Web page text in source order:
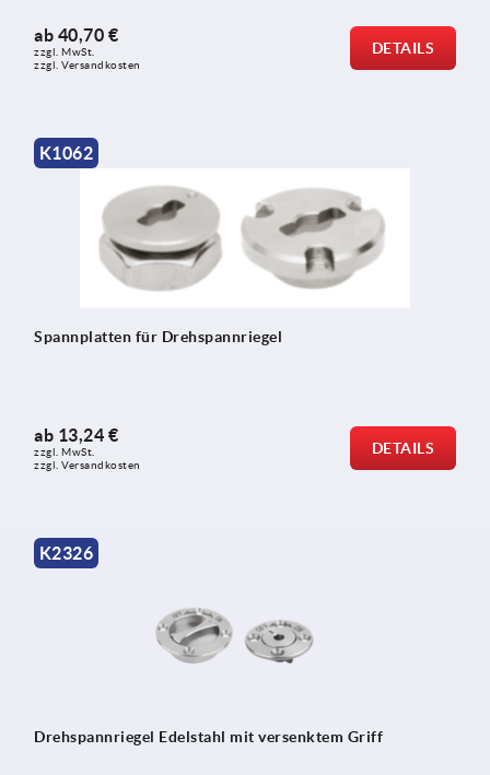
ab 40,70 €
zzgl. MwSt.
zzgl. Versandkosten
DETAILS
K1062
Spannplatten für Drehspannriegel
ab 13,24 €
zzgl. MwSt.
zzgl. Versandkosten
DETAILS
K2326
Drehspannriegel Edelstahl mit versenktem Griff